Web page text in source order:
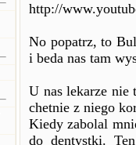
http://
No popatrz, to
i beda nas tam
U nas lekarze
chetnie z niego
Kiedy zabolal
do dentystki.